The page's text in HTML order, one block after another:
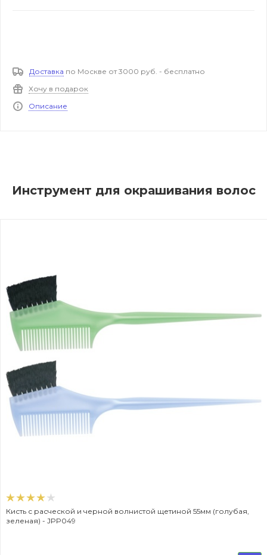
Доставка по Москве от 3000 руб. - бесплатно
Хочу в подарок
Описание
Инструмент для окрашивания волос
Кисть с расческой и черной волнистой щетиной 55мм (голубая,
зеленая) - JPP049